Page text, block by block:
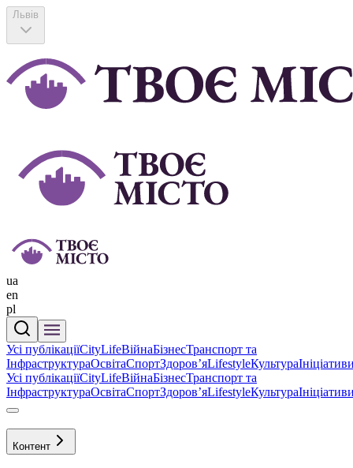
Львів
ua
en
pl
Усі публікаціїCityLifeВійнаБізнесТранспорт та
ІнфраструктураОсвітаСпортЗдоровʼяLifestyleКультура
Усі публікаціїCityLifeВійнаБізнесТранспорт та
ІнфраструктураОсвітаСпортЗдоровʼяLifestyleКультура
Контент